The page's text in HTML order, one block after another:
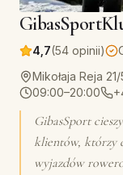
4,7(54 opinii)
Mikołaja Reja
09:00–20:00
GibasSport
klientów, którzy
wyjazdów